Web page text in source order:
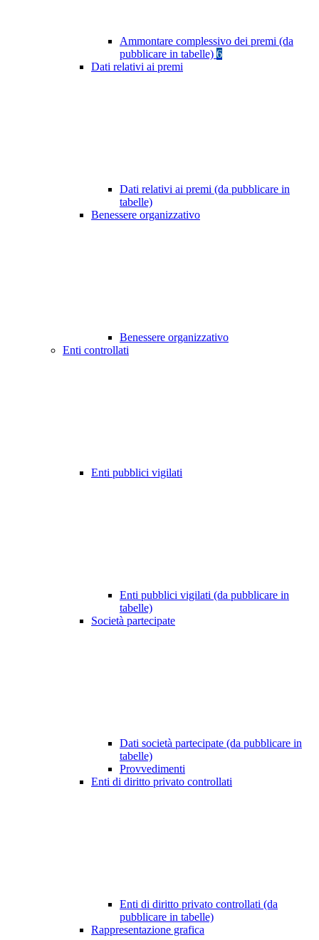
Ammontare complessivo dei premi (da
pubblicare in tabelle) 6
Dati relativi ai premi
Dati relativi ai premi (da pubblicare in
tabelle)
Benessere organizzativo
Benessere organizzativo
Enti controllati
Enti pubblici vigilati
Enti pubblici vigilati (da pubblicare in
tabelle)
Società partecipate
Dati società partecipate (da pubblicare in
tabelle)
Provvedimenti
Enti di diritto privato controllati
Enti di diritto privato controllati (da
pubblicare in tabelle)
Rappresentazione grafica